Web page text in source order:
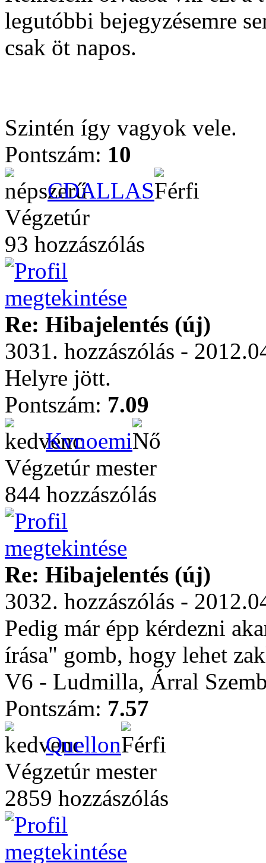
legutóbbi bejegyzésemre
csak öt napos.
Szintén így vagyok vele.
Pontszám: 10
CDALLAS
Végzetúr
93 hozzászólás
Re: Hibajelentés (új)
3031. hozzászólás -
Helyre jött.
Pontszám: 7.09
Kvnoemi
Végzetúr mester
844 hozzászólás
Re: Hibajelentés (új)
3032. hozzászólás -
Pedig már épp kérdezni
írása" gomb, hogy lehet
V6 - Ludmilla, Árral
Pontszám: 7.57
Quellon
Végzetúr mester
2859 hozzászólás